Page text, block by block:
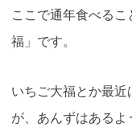
ここで通年食べる
福」です。
いちご大福とか最
が、あんずはあるよ